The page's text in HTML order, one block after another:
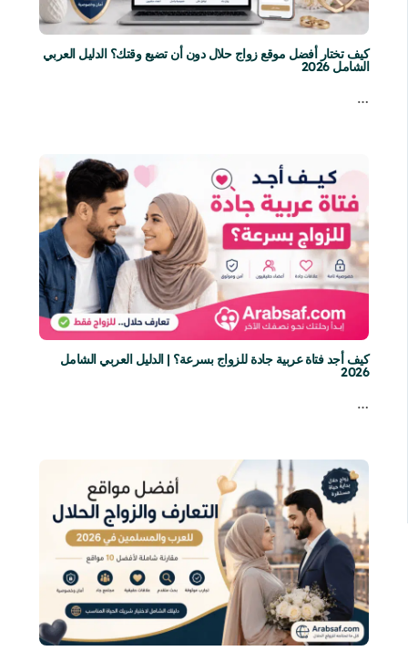
كيف تختار أفضل موقع زواج حلال دون أن تضيع وقتك؟ الدليل العربي
الشامل 2026
…
كيف أجد فتاة عربية جادة للزواج بسرعة؟ | الدليل العربي الشامل
2026
…